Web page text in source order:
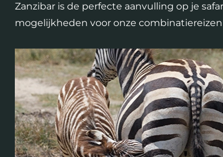
Zanzibar is de perfecte aanvulling op je
mogelijkheden voor onze combinatiereizen